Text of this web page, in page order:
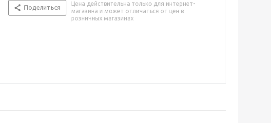
Поделиться
Цена действительна только для интернет-
магазина и может отличаться от цен в
розничных магазинах